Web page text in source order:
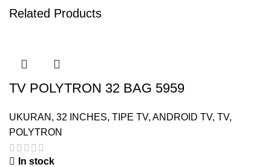
Related Products
TV POLYTRON 32 BAG 5959
UKURAN , 32 INCHES, TIPE TV, ANDROID TV, TV,
POLYTRON
In stock